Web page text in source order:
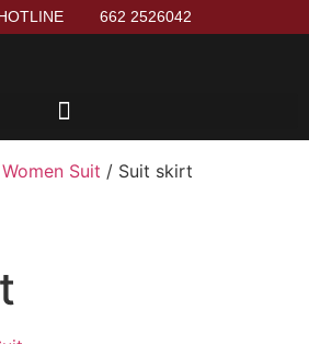
662 2526042
Women Suit / Suit skirt